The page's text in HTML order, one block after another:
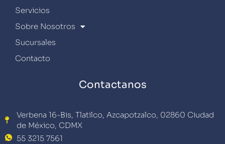
Servicios
Sobre Nosotros
Sucursales
Contacto
Contactanos
Verbena 16-Bis, Tlatilco, Azcapotzalco, 02860 Ciudad
de México, CDMX
55 3215 7561